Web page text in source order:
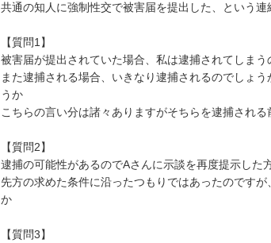
共通の知人に強制性交で被害届を提出した、という連
【質問1】
被害届が提出されていた場合、私は逮捕されてしまう
また逮捕される場合、いきなり逮捕されるのでしょ
うか
こちらの言い分は諸々ありますがそちらを逮捕され
【質問2】
逮捕の可能性があるのでAさんに示談を再度提示した
先方の求めた条件に沿ったつもりではあったのです
か
【質問3】